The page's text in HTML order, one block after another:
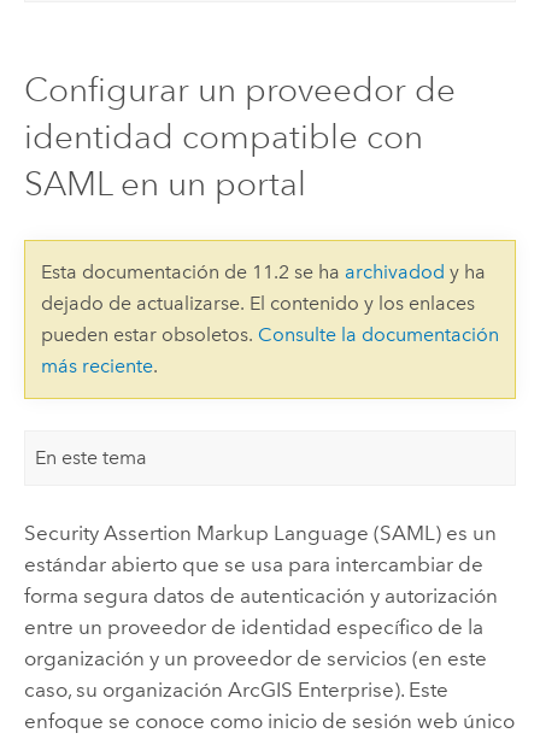
Configurar un proveedor de
identidad compatible con
SAML en un portal
Esta documentación de 11.2 se ha archivadod y ha
dejado de actualizarse. El contenido y los enlaces
pueden estar obsoletos. Consulte la documentación
más reciente.
En este tema
Security Assertion Markup Language (SAML) es un
estándar abierto que se usa para intercambiar de
forma segura datos de autenticación y autorización
entre un proveedor de identidad específico de la
organización y un proveedor de servicios (en este
caso, su organización ArcGIS Enterprise). Este
enfoque se conoce como inicio de sesión web único